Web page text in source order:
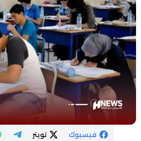
فيسبوك تويتر